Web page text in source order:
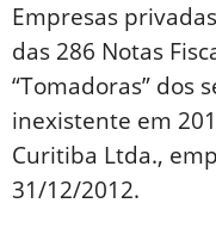
Empresas
das 286 Notas
“Tomadoras” dos
inexistente em
Curitiba Ltda.,
31/12/2012.